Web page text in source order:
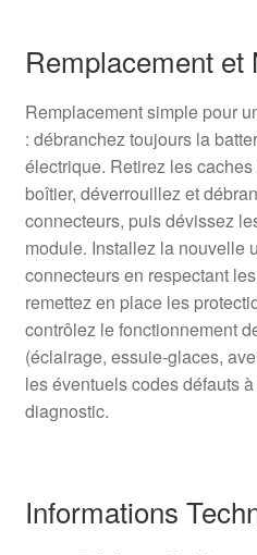
Remplacement et
Remplacement simple pour
: débranchez toujours la
électrique. Retirez les
boîtier, déverrouillez et
connecteurs, puis dévissez
module. Installez la nouvelle
connecteurs en respectant
remettez en place les
contrôlez le fonctionnement
(éclairage, essuie-glaces,
les éventuels codes défauts à
diagnostic.
Informations